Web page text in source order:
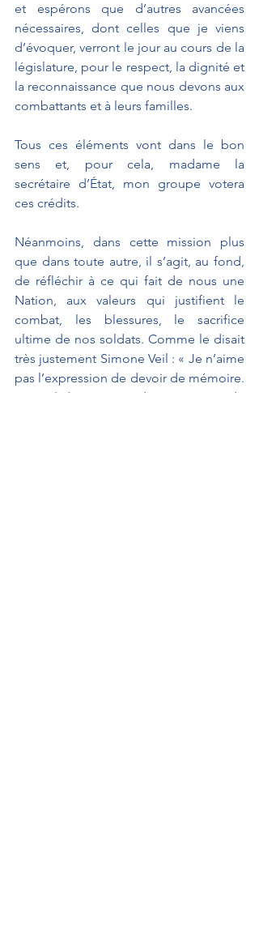
et espérons que d’autres avancées
nécessaires, dont celles que je viens
d’évoquer, verront le jour au cours de la
législature, pour le respect, la dignité et
la reconnaissance que nous devons aux
combattants et à leurs familles.
Tous ces éléments vont dans le bon
sens et, pour cela, madame la
secrétaire d’État, mon groupe votera
ces crédits.
Néanmoins, dans cette mission plus
que dans toute autre, il s’agit, au fond,
de réfléchir à ce qui fait de nous une
Nation, aux valeurs qui justifient le
combat, les blessures, le sacrifice
ultime de nos soldats. Comme le disait
très justement Simone Veil : « Je n’aime
pas l’expression de devoir de mémoire.
Le seul devoir, c’est d’enseigner et de